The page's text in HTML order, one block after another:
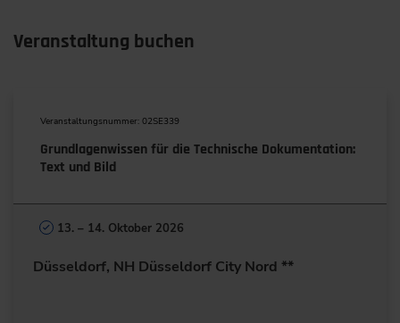
Veranstaltung buchen
Veranstaltungsnummer: 02SE339
Grundlagenwissen für die Technische Dokumentation:
Text und Bild
13. – 14. Oktober 2026
Düsseldorf, NH Düsseldorf City Nord **